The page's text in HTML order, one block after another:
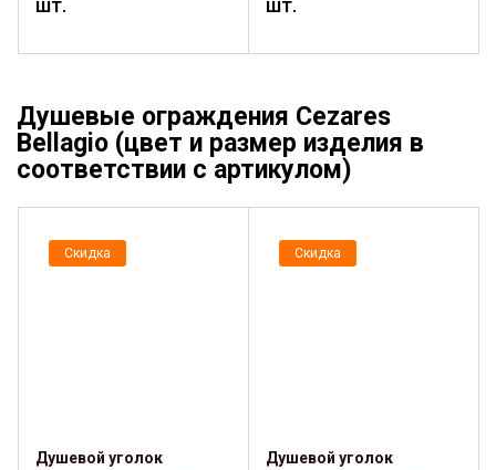
шт.
шт.
Душевые ограждения Cezares
Bellagio (цвет и размер изделия в
соответствии с артикулом)
Скидка
Душевой уголок
Скидка
Душевой уголок